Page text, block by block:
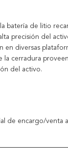
de litio
precisión del
diversas
cerradura
del activo.
de encargo/venta